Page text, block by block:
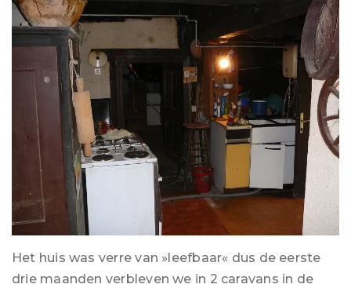
Het huis was verre van »leefbaar« dus de eerste
drie maanden verbleven we in 2 caravans in de